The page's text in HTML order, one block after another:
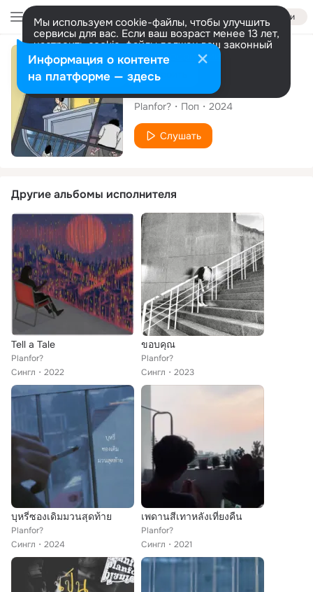
Войти
Мы используем cookie-файлы, чтобы улучшить
сервисы для вас. Если ваш возраст менее 13 лет,
настроить cookie-файлы должен ваш законный
представитель. Больше информации
Разрешить все Настроить
Сингл
How R U
Planfor? Поп 2024
Слушать
Другие альбомы исполнителя
Tell a Tale
Planfor?
Сингл
2022
ขอบคุณ
Planfor?
Сингл
2023
บุหรี่ซองเดิมมวนสุดท้าย
Planfor?
Сингл
2024
เพดานสีเทาหลังเที่ยงคืน
Planfor?
Сингл
2021
Информация о контенте
на платформе — здесь